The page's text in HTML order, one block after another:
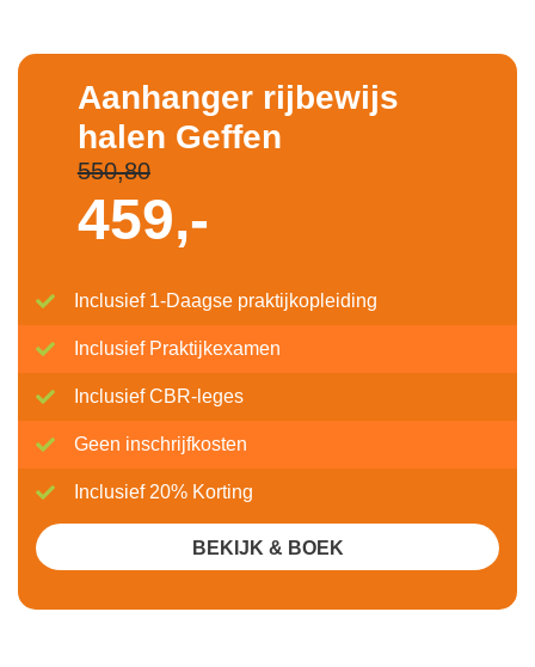
Aanhanger rijbewijs
halen Geffen
550,80
459,-
Inclusief 1-Daagse praktijkopleiding
Inclusief Praktijkexamen
Inclusief CBR-leges
Geen inschrijfkosten
Inclusief 20% Korting
BEKIJK & BOEK